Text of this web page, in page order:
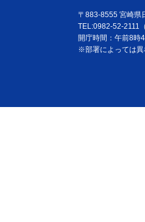
〒883-8555 宮崎県
TEL:0982-52-2111
開庁時間：午前8時
※部署によっては異